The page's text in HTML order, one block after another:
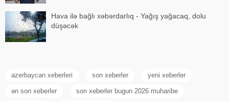
Hava ilə bağlı xəbərdarlıq - Yağış yağacaq, dolu
düşəcək
azerbaycan xeberleri son xeberler yeni xeberler
ən son xeberler son xeberler bugun 2026 muharibe